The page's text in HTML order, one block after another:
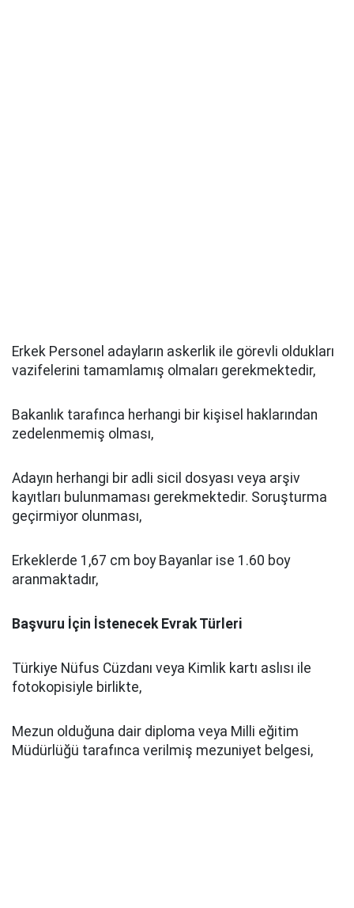
Erkek Personel adayların askerlik ile görevli oldukları
vazifelerini tamamlamış olmaları gerekmektedir,
Bakanlık tarafınca herhangi bir kişisel haklarından
zedelenmemiş olması,
Adayın herhangi bir adli sicil dosyası veya arşiv
kayıtları bulunmaması gerekmektedir. Soruşturma
geçirmiyor olunması,
Erkeklerde 1,67 cm boy Bayanlar ise 1.60 boy
aranmaktadır,
Başvuru İçin İstenecek Evrak Türleri
Türkiye Nüfus Cüzdanı veya Kimlik kartı aslısı ile
fotokopisiyle birlikte,
Mezun olduğuna dair diploma veya Milli eğitim
Müdürlüğü tarafınca verilmiş mezuniyet belgesi,